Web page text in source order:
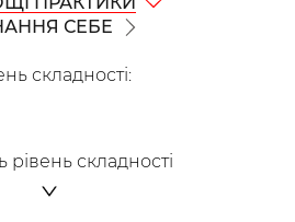
СЕБЕ
складності:
рівень складності